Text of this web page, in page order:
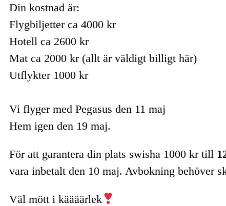
Din kostnad är:
Flygbiljetter ca 4000 kr
Hotell ca 2600 kr
Mat ca 2000 kr (allt är väldigt billigt här)
Utflykter 1000 kr
Vi flyger med Pegasus den 11 maj
Hem igen den 19 maj.
För att garantera din plats swisha 1000 kr till
vara inbetalt den 10 maj. Avbokning behöver
Väl mött i käääärlek